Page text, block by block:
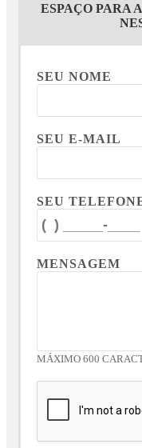
ESPAÇO PARA
SEU NOME
SEU E-MAIL
SEU
MENSAGEM
MÁXIMO 600